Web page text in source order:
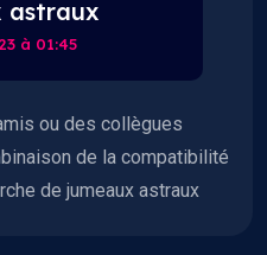
astraux
à 01:45
ou des collègues
de la compatibilité
de jumeaux astraux